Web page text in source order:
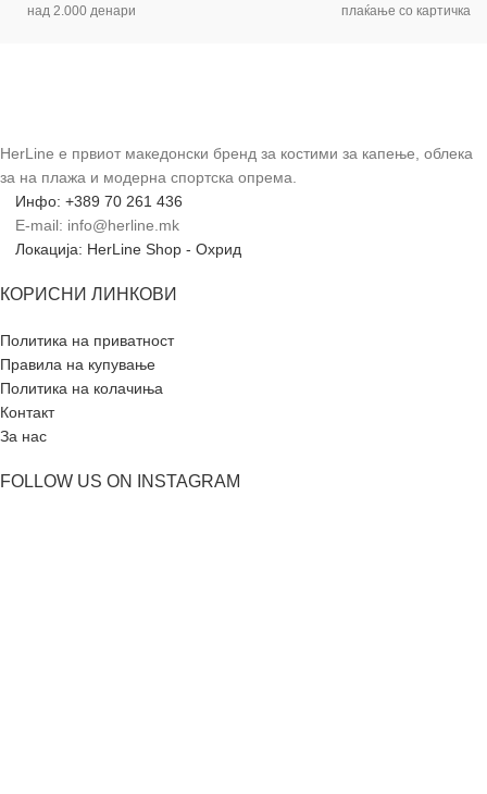
над 2.000 денари плаќање со картичка
HerLine е првиот македонски бренд за костими за капење, облека
за на плажа и модерна спортска опрема.
Инфо: +389 70 261 436
E-mail: info@herline.mk
Локација: HerLine Shop - Охрид
КОРИСНИ ЛИНКОВИ
Политика на приватност
Правила на купување
Политика на колачиња
Контакт
За нас
FOLLOW US ON INSTAGRAM